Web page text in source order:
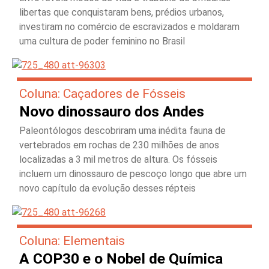
libertas que conquistaram bens, prédios urbanos,
investiram no comércio de escravizados e moldaram
uma cultura de poder feminino no Brasil
Coluna: Caçadores de Fósseis
Novo dinossauro dos Andes
Paleontólogos descobriram uma inédita fauna de
vertebrados em rochas de 230 milhões de anos
localizadas a 3 mil metros de altura. Os fósseis
incluem um dinossauro de pescoço longo que abre um
novo capítulo da evolução desses répteis
Coluna: Elementais
A COP30 e o Nobel de Química